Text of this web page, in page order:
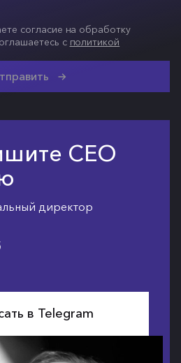
согласие на обработку
с политикой
СЕО
директор
в Telegram